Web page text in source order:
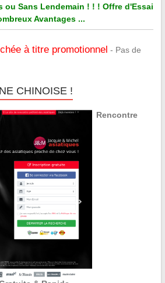
ou Sans Lendemain ! ! ! Offre d'Essai
Avantages ...
à titre promotionnel - Pas de
CHINOISE !
Rencontre